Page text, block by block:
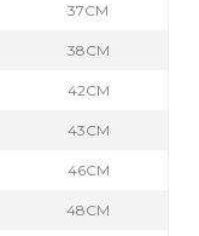
37CM
38CM
42CM
43CM
46CM
48CM